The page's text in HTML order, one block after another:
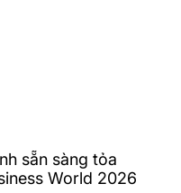
sẵn sàng tỏa
World 2026